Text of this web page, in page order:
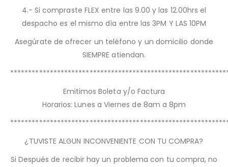
4.- Si compraste FLEX entre las 9.00 y las 12.00hrs el
despacho es el mismo día entre las 3PM Y LAS 10PM
Asegúrate de ofrecer un teléfono y un domicilio donde
SIEMPRE atiendan.
Emitimos Boleta y/o Factura
Horarios: Lunes a Viernes de 8am a 8pm
¿TUVISTE ALGUN INCONVENIENTE CON TU COMPRA?
Si Después de recibir hay un problema con tu compra, no